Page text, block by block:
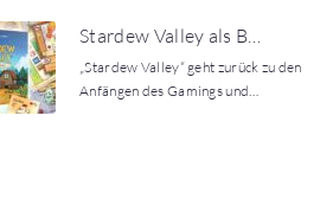
Stardew Valley als B…
„Stardew Valley“ geht zurück zu den
Anfängen des Gamings und…